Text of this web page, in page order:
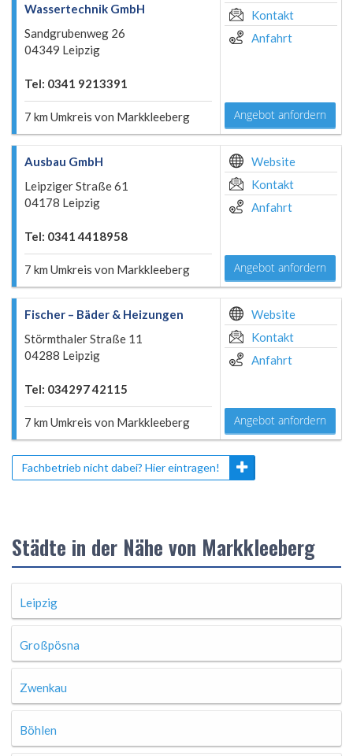
Wassertechnik GmbH
Sandgrubenweg 26
04349 Leipzig
Tel: 0341 9213391
7 km Umkreis von Markkleeberg
Kontakt
Anfahrt
Angebot anfordern
Ausbau GmbH
Leipziger Straße 61
04178 Leipzig
Tel: 0341 4418958
7 km Umkreis von Markkleeberg
Website
Kontakt
Anfahrt
Angebot anfordern
Fischer – Bäder & Heizungen
Störmthaler Straße 11
04288 Leipzig
Tel: 034297 42115
7 km Umkreis von Markkleeberg
Website
Kontakt
Anfahrt
Angebot anfordern
Fachbetrieb nicht dabei? Hier eintragen!
Städte in der Nähe von Markkleeberg
Leipzig
Großpösna
Zwenkau
Böhlen